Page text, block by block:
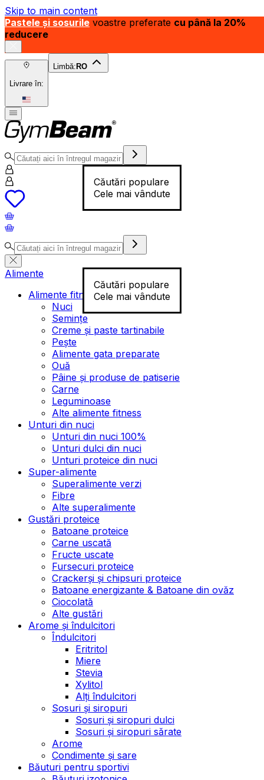
Skip to main content
Pastele și sosurile voastre preferate cu până la 20%
reducere
Livrare în:
Limbă: RO
Căutări populare
Cele mai vândute
Căutări populare
Cele mai vândute
Alimente
Alimente fitness
Nuci
Semințe
Creme și paste tartinabile
Pește
Alimente gata preparate
Ouă
Pâine și produse de patiserie
Carne
Leguminoase
Alte alimente fitness
Unturi din nuci
Unturi din nuci 100%
Unturi dulci din nuci
Unturi proteice din nuci
Super-alimente
Superalimente verzi
Fibre
Alte superalimente
Gustări proteice
Batoane proteice
Carne uscată
Fructe uscate
Fursecuri proteice
Crackerși și chipsuri proteice
Batoane energizante & Batoane din ovăz
Ciocolată
Alte gustări
Arome și îndulcitori
Îndulcitori
Eritritol
Miere
Stevia
Xylitol
Alți îndulcitori
Sosuri și siropuri
Sosuri și siropuri dulci
Sosuri și siropuri sărate
Arome
Condimente și sare
Băuturi pentru sportivi